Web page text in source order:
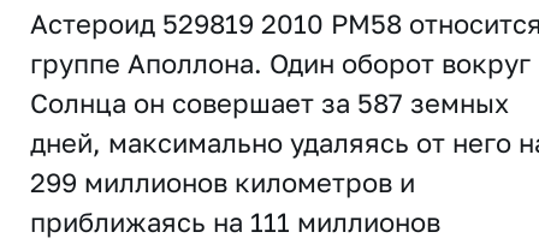
Астероид 529819 2010 PM58
группе Аполлона. Один оборот вокруг
Солнца он совершает за 587 земных
дней, максимально удаляясь от него
299 миллионов километров и
приближаясь на 111 миллионов